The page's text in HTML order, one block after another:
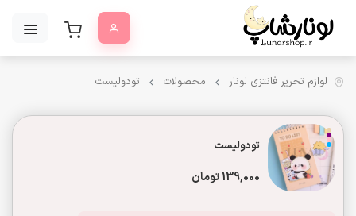
لوازم تحریر فانتزی لونار محصولات تودولیست
تودولیست
139,000 تومان